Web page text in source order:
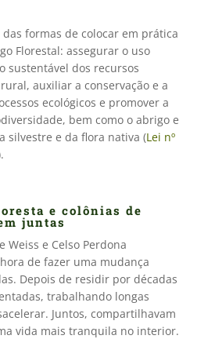
formas de colocar em prática
Florestal: assegurar o uso
sustentável dos recursos
auxiliar a conservação e a
ecológicos e promover a
bem como o abrigo e
silvestre e da flora nativa (Lei nº
e colônias de
juntas
Weiss e Celso Perdona
de fazer uma mudança
Depois de residir por décadas
trabalhando longas
Juntos, compartilhavam
vida mais tranquila no interior.